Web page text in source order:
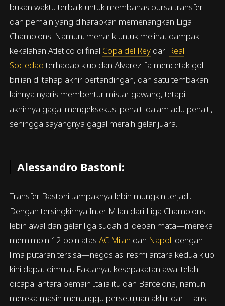
bukan waktu terbaik untuk membahas bursa transfer
dan pemain yang diharapkan memenangkan Liga
Champions. Namun, menarik untuk melihat dampak
kekalahan Atletico di final Copa del Rey dari Real
Sociedadterhadap klub dan Alvarez. Ia mencetak gol
brilian di tahap akhir pertandingan, dan satu tembakan
lainnya nyaris membentur mistar gawang, tetapi
akhirnya gagal mengeksekusi penalti dalam adu penalti,
sehingga sayangnya gagal meraih gelar juara.
Alessandro Bastoni:
Transfer Bastoni tampaknya lebih mungkin terjadi.
Dengan tersingkirnya Inter Milan dari Liga Champions
lebih awal dan gelar liga sudah di depan mata—mereka
memimpin 12 poin atasAC Milan dan Napoli dengan
lima putaran tersisa—negosiasi resmi antara kedua klub
kini dapat dimulai. Faktanya, kesepakatan awal telah
dicapai antara pemain Italia itu dan Barcelona, namun
mereka masih menunggu persetujuan akhir dari Hansi